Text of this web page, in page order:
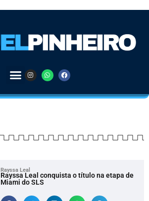
Rayssa Leal
Rayssa Leal conquista o título na etapa de
Miami do SLS